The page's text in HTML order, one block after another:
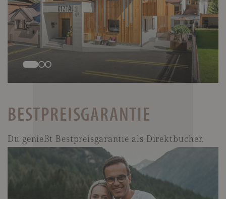
BESTPREISGARANTIE
Du genießt Bestpreisgarantie als Direktbucher.